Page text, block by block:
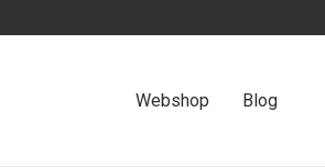
Webshop Blog